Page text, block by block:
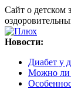
Сайт о детском
Новости:
Диабет у
Можно ли